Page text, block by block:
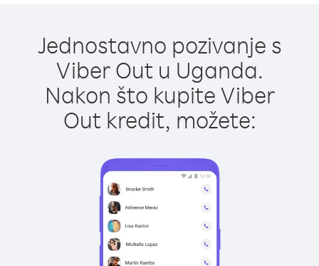
Jednostavno pozivanje s
Viber Out u Uganda.
Nakon što kupite Viber
Out kredit, možete: